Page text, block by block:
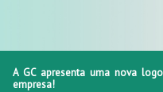
A GC apresenta uma nova
empresa!